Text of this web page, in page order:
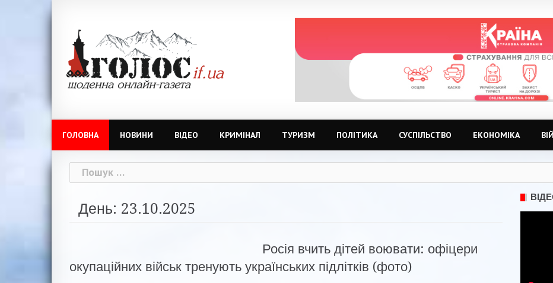
ГОЛОВНА НОВИНИ ВІДЕО КРИМІНАЛ ТУРИЗМ ПОЛІТИКА СУСПІЛЬСТВО ЕКОНОМІКА
Пошук:
День: 23.10.2025
Росія вчить дітей воювати: офіцери
окупаційних військ тренують українських підлітків (фото)